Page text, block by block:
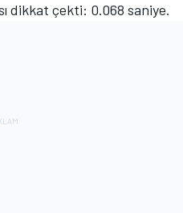
dikkat çekti: 0.068 saniye.